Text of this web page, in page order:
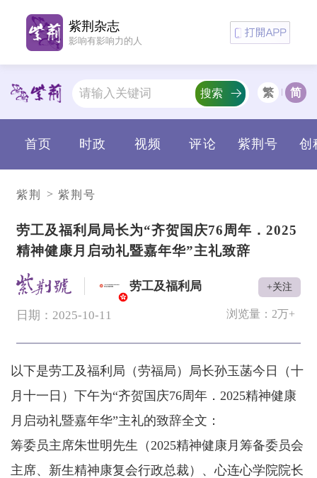
繁 简
首页 时政 视频 评论 紫荆号 创
搜索
紫荆 > 紫荆号
​劳工及福利局局长为“齐贺国庆76周年．2025
精神健康月启动礼暨嘉年华”主礼致辞
劳工及福利局
V
+关注
日期：2025-10-11 浏览量： 2万+
以下是劳工及福利局（劳福局）局长孙玉菡今日（十
月十一日）下午为“齐贺国庆76周年．2025精神健康
月启动礼暨嘉年华”主礼的致辞全文：
筹委员主席朱世明先生（2025精神健康月筹备委员会
主席、新生精神康复会行政总裁）、心连心学院院长
紫荆杂志
影响有影响力的人